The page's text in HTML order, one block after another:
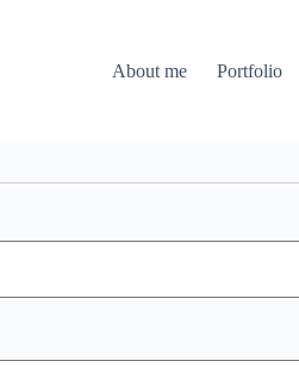
About me Portfolio